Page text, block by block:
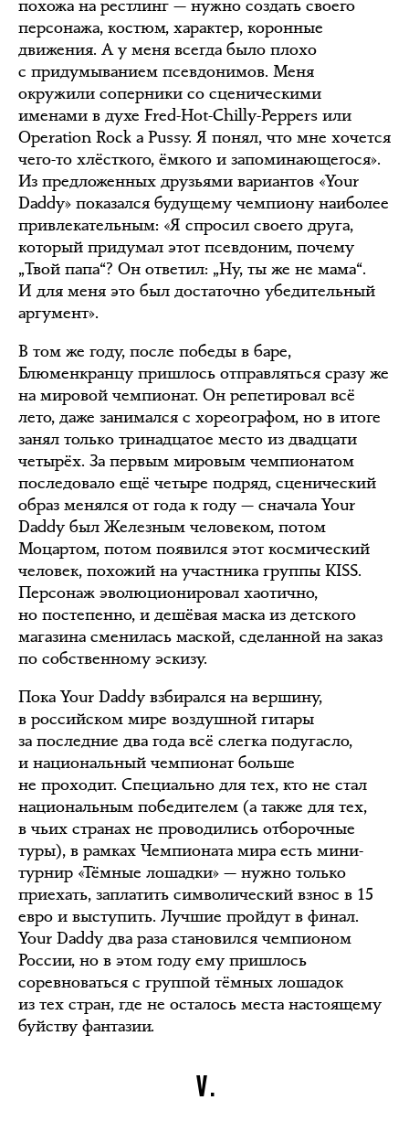
похожа на рестлинг — нужно создать своего
персонажа, костюм, характер, коронные
движения. А у меня всегда было плохо
с придумыванием псевдонимов. Меня
окружили соперники со сценическими
именами в духе Fred-Hot-Chilly-Peppers или
Operation Rock a Pussy. Я понял, что мне хочется
чего-то хлёсткого, ёмкого и запоминающегося».
Из предложенных друзьями вариантов «Your
Daddy» показался будущему чемпиону наиболее
привлекательным: «Я спросил своего друга,
который придумал этот псевдоним, почему
„Твой папа“? Он ответил: „Ну, ты же не мама“.
И для меня это был достаточно убедительный
аргумент».
В том же году, после победы в баре,
Блюменкранцу пришлось отправляться сразу же
на мировой чемпионат. Он репетировал всё
лето, даже занимался с хореографом, но в итоге
занял только тринадцатое место из двадцати
четырёх. За первым мировым чемпионатом
последовало ещё четыре подряд, сценический
образ менялся от года к году — сначала Your
Daddy был Железным человеком, потом
Моцартом, потом появился этот космический
человек, похожий на участника группы KISS.
Персонаж эволюционировал хаотично,
но постепенно, и дешёвая маска из детского
магазина сменилась маской, сделанной на заказ
по собственному эскизу.
Пока Your Daddy взбирался на вершину,
в российском мире воздушной гитары
за последние два года всё слегка подугасло,
и национальный чемпионат больше
не проходит. Специально для тех, кто не стал
национальным победителем (а также для тех,
в чьих странах не проводились отборочные
туры), в рамках Чемпионата мира есть мини-
турнир «Тёмные лошадки» — нужно только
приехать, заплатить символический взнос в 15
евро и выступить. Лучшие пройдут в финал.
Your Daddy два раза становился чемпионом
России, но в этом году ему пришлось
соревноваться с группой тёмных лошадок
из тех стран, где не осталось места настоящему
буйству фантазии.
V.